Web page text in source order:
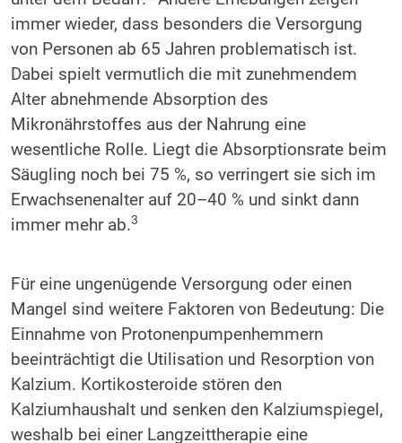
immer wieder, dass besonders die Versorgung
von Personen ab 65 Jahren problematisch ist.
Dabei spielt vermutlich die mit zunehmendem
Alter abnehmende Absorption des
Mikronährstoffes aus der Nahrung eine
wesentliche Rolle. Liegt die Absorptionsrate beim
Säugling noch bei 75 %, so verringert sie sich im
Erwachsenenalter auf 20–40 % und sinkt dann
immer mehr ab.3
Für eine ungenügende Versorgung oder einen
Mangel sind weitere Faktoren von Bedeutung: Die
Einnahme von Protonenpumpenhemmern
beeinträchtigt die Utilisation und Resorption von
Kalzium. Kortikosteroide stören den
Kalziumhaushalt und senken den Kalziumspiegel,
weshalb bei einer Langzeittherapie eine